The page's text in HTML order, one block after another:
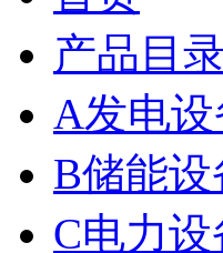
产品目
A发电设
B储能设
C电力设